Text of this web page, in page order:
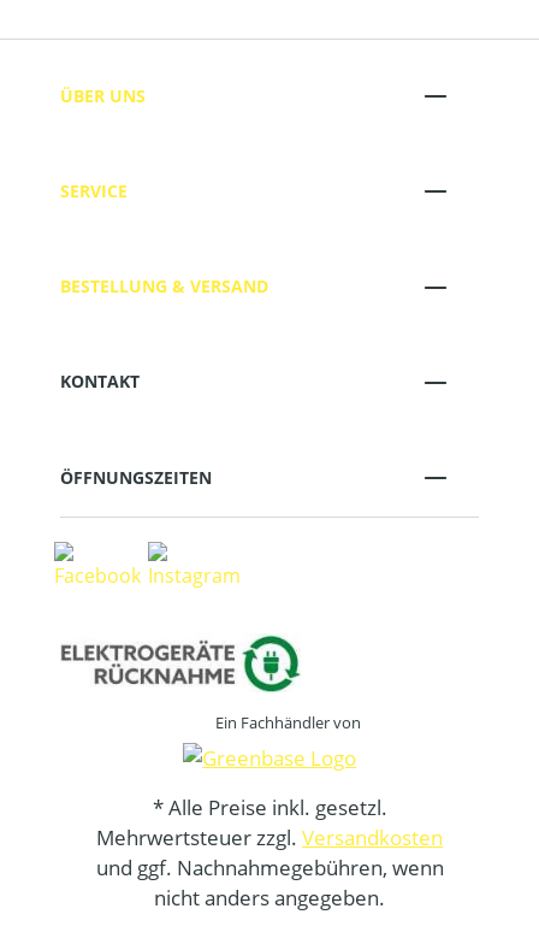
ÜBER UNS
SERVICE
BESTELLUNG & VERSAND
KONTAKT
ÖFFNUNGSZEITEN
Ein Fachhändler von
* Alle Preise inkl. gesetzl.
Mehrwertsteuer zzgl. Versandkosten
und ggf. Nachnahmegebühren, wenn
nicht anders angegeben.